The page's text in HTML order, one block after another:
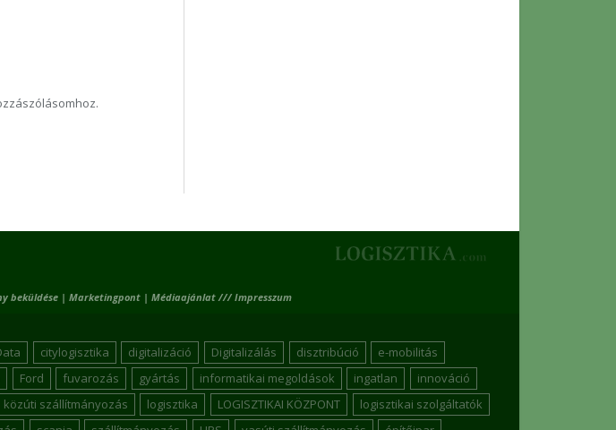
beküldése | Marketingpont | Médiaajánlat /// Impresszum
citylogisztika digitalizáció Digitalizálás disztribúció
e-mobilitás
Ford fuvarozás gyártás informatikai megoldások ingatlan
innováció
közúti szállítmányozás logisztika LOGISZTIKAI KÖZPONT
logisztikai szolgáltatók